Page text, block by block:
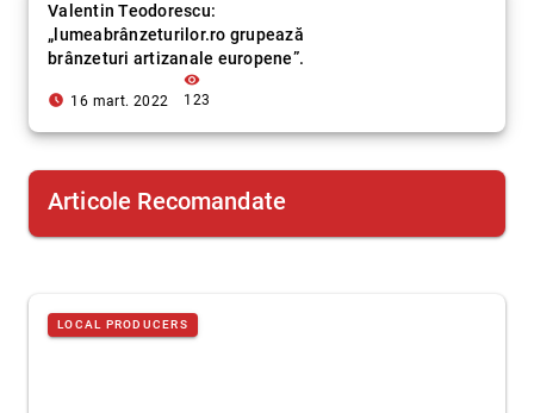
Valentin Teodorescu:
„lumeabrânzeturilor.ro grupează
brânzeturi artizanale europene”.
access_time_filled 16 mart. 2022
visibility
123
Articole Recomandate
LOCAL PRODUCERS